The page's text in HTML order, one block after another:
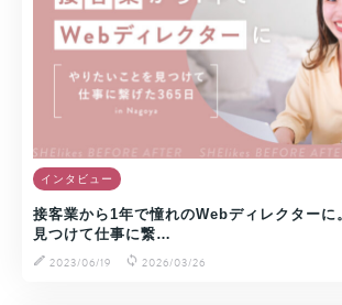
インタビュー
接客業から1年で憧れのWebディレクターに
見つけて仕事に繋…
2023/06/19
2026/03/26